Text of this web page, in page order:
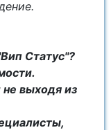
Статус"?
выходя из